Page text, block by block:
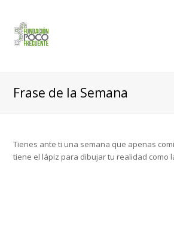
Frase de la Semana
Tienes ante ti una semana que apenas
tiene el lápiz para dibujar tu realidad como